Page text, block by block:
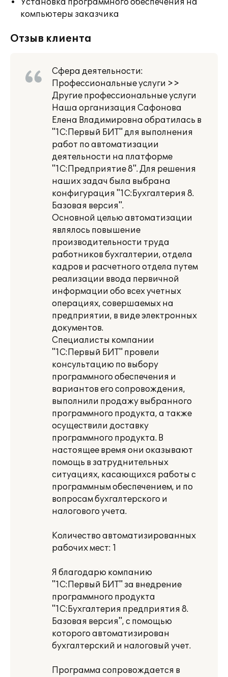
Установка программного обеспечения на
компьютеры заказчика
Отзыв клиента
Сфера деятельности:
Профессиональные услуги >>
Другие профессиональные услуги
Наша организация Сафонова
Елена Владимировна обратилась в
"1С:Первый БИТ" для выполнения
работ по автоматизации
деятельности на платформе
"1С:Предприятие 8". Для решения
наших задач была выбрана
конфигурация "1С:Бухгалтерия 8.
Базовая версия".
Основной целью автоматизации
являлось повышение
производительности труда
работников бухгалтерии, отдела
кадров и расчетного отдела путем
реализации ввода первичной
информации обо всех учетных
операциях, совершаемых на
предприятии, в виде электронных
документов.
Специалисты компании
"1С:Первый БИТ" провели
консультацию по выбору
программного обеспечения и
вариантов его сопровождения,
выполнили продажу выбранного
программного продукта, а также
осуществили доставку
программного продукта. В
настоящее время они оказывают
помощь в затруднительных
ситуациях, касающихся работы с
программным обеспечением, и по
вопросам бухгалтерского и
налогового учета.
Количество автоматизированных
рабочих мест: 1
Я благодарю компанию
"1С:Первый БИТ" за внедрение
программного продукта
"1С:Бухгалтерия предприятия 8.
Базовая версия", с помощью
которого автоматизирован
бухгалтерский и налоговый учет.
Программа сопровождается в